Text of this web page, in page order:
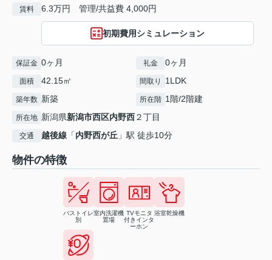
賃料 6.3万円 管理/共益費 4,000円
初期費用シミュレーション
保証金 0ヶ月 礼金 0ヶ月
面積 42.15㎡ 間取り 1LDK
築年数 新築 所在階 1階/2階建
所在地 新潟県新潟市西区内野西２丁目
交通 越後線 「内野西が丘 」駅 徒歩10分
物件の特徴
バストイレ
別
室内洗濯機
置場
TVモニタ
付きインタ
ーホン
浴室乾燥機